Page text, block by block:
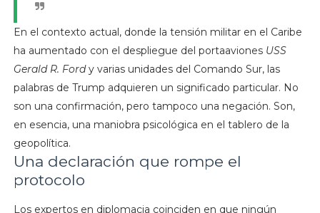
En el contexto actual, donde la tensión militar en el Caribe
ha aumentado con el despliegue del portaaviones USS
Gerald R. Fordy varias unidades del Comando Sur, las
palabras de Trump adquieren un significado particular. No
son una confirmación, pero tampoco una negación. Son,
en esencia, una maniobra psicológica en el tablero de la
geopolítica.
Una declaración que rompe el
protocolo
Los expertos en diplomacia coinciden en que ningún